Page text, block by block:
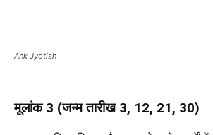
Ank Jyotish
मूलांक 3 (जन्म तारीख 3, 12, 21, 30)